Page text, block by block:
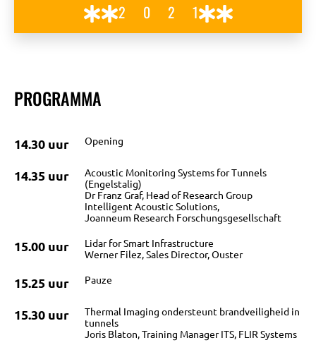
OVER
BIJEENKOMSTEN
KENNISBANK
2021
PROGRAMMA
14.30 uur Opening
14.35 uur
Acoustic Monitoring Systems for Tunnels
(Engelstalig)
Dr Franz Graf, Head of Research Group
Intelligent Acoustic Solutions,
Joanneum Research Forschungsgesellschaft
15.00 uur
Lidar for Smart Infrastructure
Werner Filez, Sales Director, Ouster
15.25 uur Pauze
15.30 uur
Thermal Imaging ondersteunt brandveiligheid in
tunnels
Joris Blaton, Training Manager ITS, FLIR Systems